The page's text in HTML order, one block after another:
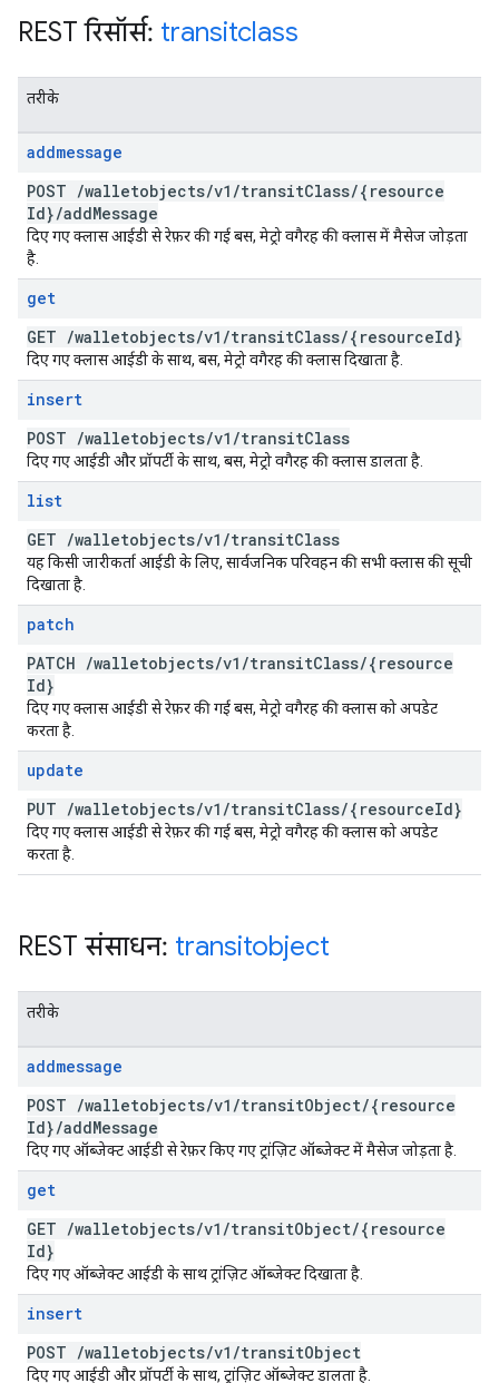
REST रिसॉर्स: transitclass
तरीके
addmessage
POST /walletobjects/v1 /transitClass/{resource
Id}/addMessage
दिए गए क्लास आईडी से रेफ़र की गई बस, मेट्रो वगैरह की क्लास में मैसेज जोड़ता
है.
get
GET /walletobjects/v1 /transitClass/{resourceId}
दिए गए क्लास आईडी के साथ, बस, मेट्रो वगैरह की क्लास दिखाता है.
insert
POST /walletobjects/v1 /transitClass
दिए गए आईडी और प्रॉपर्टी के साथ, बस, मेट्रो वगैरह की क्लास डालता है.
list
GET /walletobjects/v1 /transitClass
यह किसी जारीकर्ता आईडी के लिए, सार्वजनिक परिवहन की सभी क्लास की सूची
दिखाता है.
patch
PATCH /walletobjects/v1 /transitClass/{resource
Id}
दिए गए क्लास आईडी से रेफ़र की गई बस, मेट्रो वगैरह की क्लास को अपडेट
करता है.
update
PUT /walletobjects/v1 /transitClass/{resourceId}
दिए गए क्लास आईडी से रेफ़र की गई बस, मेट्रो वगैरह की क्लास को अपडेट
करता है.
REST संसाधन: transitobject
तरीके
addmessage
POST /walletobjects/v1 /transitObject/{resource
Id}/addMessage
दिए गए ऑब्जेक्ट आईडी से रेफ़र किए गए ट्रांज़िट ऑब्जेक्ट में मैसेज जोड़ता है.
get
GET /walletobjects/v1 /transitObject/{resource
Id}
दिए गए ऑब्जेक्ट आईडी के साथ ट्रांज़िट ऑब्जेक्ट दिखाता है.
insert
POST /walletobjects/v1 /transitObject
दिए गए आईडी और प्रॉपर्टी के साथ, ट्रांज़िट ऑब्जेक्ट डालता है.